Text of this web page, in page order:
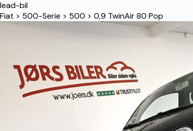
lead-bil
Fiat > 500-Serie > 500 > 0,9 TwinAir 80 Pop